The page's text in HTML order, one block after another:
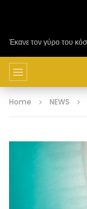
Home NEWS